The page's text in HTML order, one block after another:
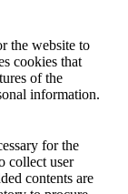
the website to
cookies that
of the
information.
for the
collect user
contents are